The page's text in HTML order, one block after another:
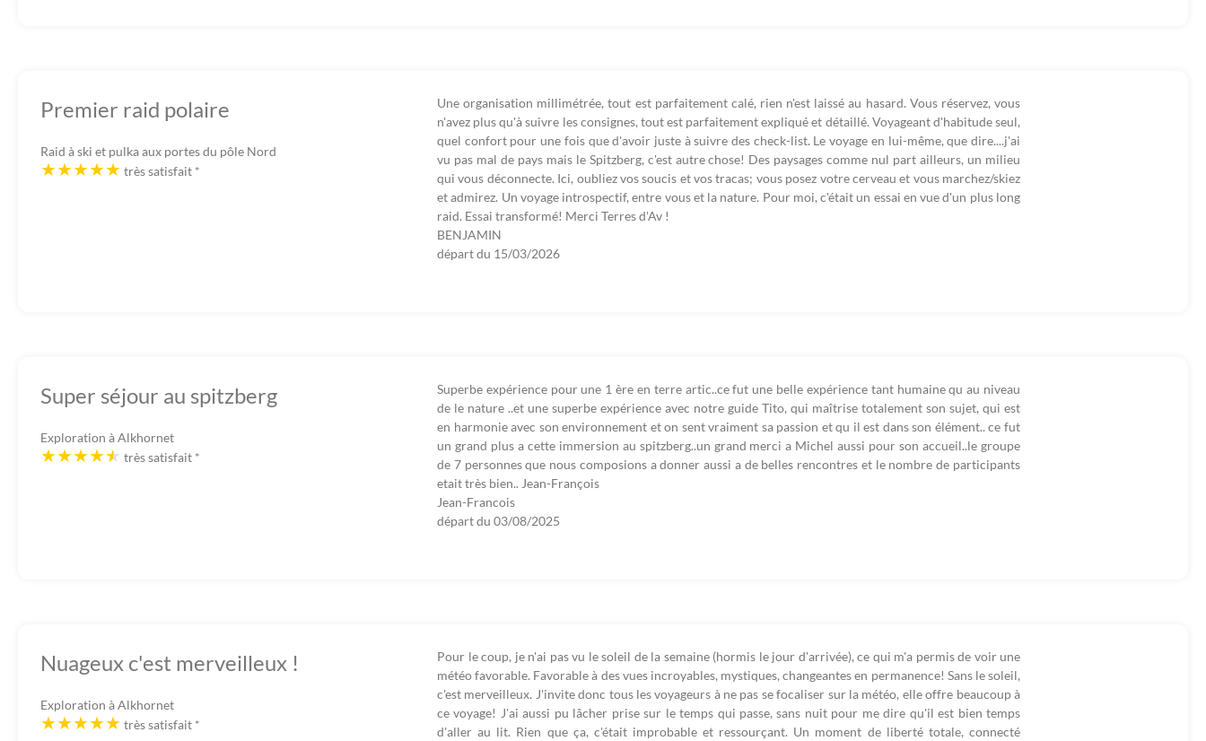
Premier raid polaire
Raid à ski et pulka aux portes du pôle Nord
très satisfait *
Une organisation millimétrée, tout est parfaitement calé, rien n'est laissé au hasard. Vous réservez, vous
n'avez plus qu'à suivre les consignes, tout est parfaitement expliqué et détaillé. Voyageant d'habitude seul,
quel confort pour une fois que d'avoir juste à suivre des check-list. Le voyage en lui-même, que dire....j'ai
vu pas mal de pays mais le Spitzberg, c'est autre chose! Des paysages comme nul part ailleurs, un milieu
qui vous déconnecte. Ici, oubliez vos soucis et vos tracas; vous posez votre cerveau et vous marchez/skiez
et admirez. Un voyage introspectif, entre vous et la nature. Pour moi, c'était un essai en vue d'un plus long
raid. Essai transformé! Merci Terres d'Av !
BENJAMIN
départ du 15/03/2026
Super séjour au spitzberg
Exploration à Alkhornet
très satisfait *
Superbe expérience pour une 1 ère en terre artic..ce fut une belle expérience tant humaine qu au niveau
de le nature ..et une superbe expérience avec notre guide Tito, qui maîtrise totalement son sujet, qui est
en harmonie avec son environnement et on sent vraiment sa passion et qu il est dans son élément.. ce fut
un grand plus a cette immersion au spitzberg..un grand merci a Michel aussi pour son accueil..le groupe
de 7 personnes que nous composions a donner aussi a de belles rencontres et le nombre de participants
etait très bien.. Jean-François
Jean-Francois
départ du 03/08/2025
Nuageux c'est merveilleux !
Exploration à Alkhornet
très satisfait *
Pour le coup, je n'ai pas vu le soleil de la semaine (hormis le jour d'arrivée), ce qui m'a permis de voir une
météo favorable. Favorable à des vues incroyables, mystiques, changeantes en permanence! Sans le soleil,
c'est merveilleux. J'invite donc tous les voyageurs à ne pas se focaliser sur la météo, elle offre beaucoup à
ce voyage! J'ai aussi pu lâcher prise sur le temps qui passe, sans nuit pour me dire qu'il est bien temps
d'aller au lit. Rien que ça, c'était improbable et ressourçant. Un moment de liberté totale, connecté